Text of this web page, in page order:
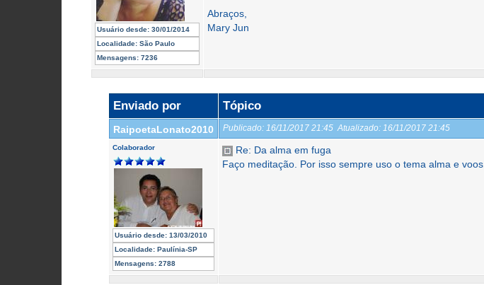
Usuário desde: 30/01/2014
Localidade: São Paulo
Mensagens: 7236
Abraços,
Mary Jun
Enviado por Tópico
RaipoetaLonato2010 Publicado: 16/11/2017 21:45 Atualizado: 16/11/2017 21:45
Colaborador
Usuário desde: 13/03/2010
Localidade: Paulínia-SP
Mensagens: 2788
Re: Da alma em fuga
Faço meditação. Por isso sempre uso o tema alma e voos.